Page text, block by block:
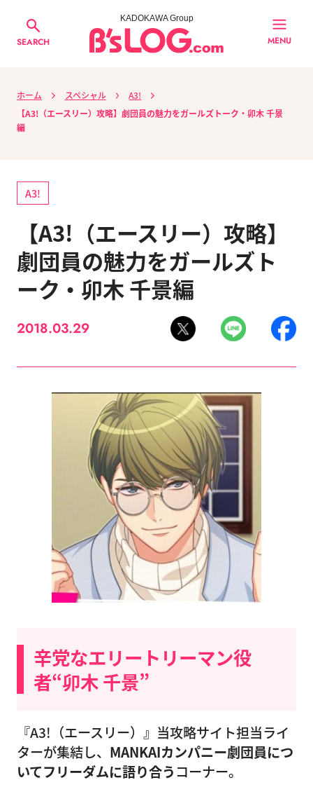
SEARCH
KADOKAWA Group
MENU
ホーム スペシャル
A3!
【A3!（エースリー）攻略】劇団員の魅力をガールズトーク・卯木 千景
編
A3!
【A3!（エースリー）攻略】
劇団員の魅力をガールズト
ーク・卯木 千景編
2018.03.29
辛党なエリートリーマン役
者“卯木 千景”
『A3!（エースリー）』当攻略サイト担当ライ
ターが集結し、 MANKAIカンパニー劇団員につ
いてフリーダムに語り合う コーナー。